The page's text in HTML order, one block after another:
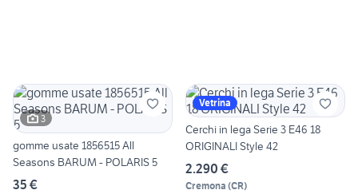
3
gomme usate 1856515 All
Seasons BARUM - POLARIS 5
35 €
Vetrina
Cerchi in lega Serie 3 E46 18
ORIGINALI Style 42
2.290 €
Cremona (CR)